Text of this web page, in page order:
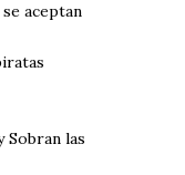
aceptan
Sobran las